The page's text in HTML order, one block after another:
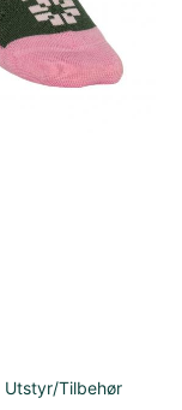
Utstyr/Tilbehør